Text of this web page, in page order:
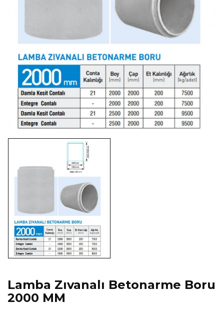
Lamba Zıvanalı Betonarme Boru
2000 MM